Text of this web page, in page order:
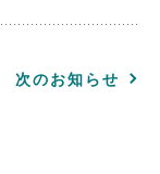
次のお知らせ